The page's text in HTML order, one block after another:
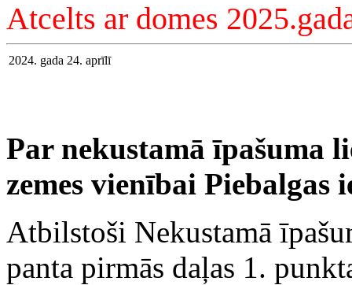
Atcelts ar domes
2024. gada 24. aprīlī
Par nekustamā īpašuma
zemes vienībai Piebalgas
Atbilstoši Nekustamā
panta pirmās daļas 1.